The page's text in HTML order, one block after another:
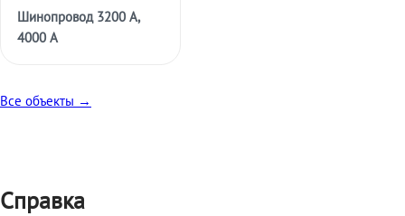
Шинопровод 3200 А,
4000 А
Все объекты →
Справка